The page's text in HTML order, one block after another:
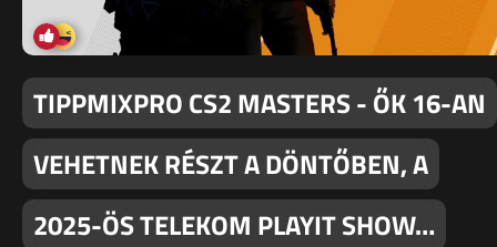
TIPPMIXPRO CS2 MASTERS - ŐK 16-AN
VEHETNEK RÉSZT A DÖNTŐBEN, A
2025-ÖS TELEKOM PLAYIT SHOW…